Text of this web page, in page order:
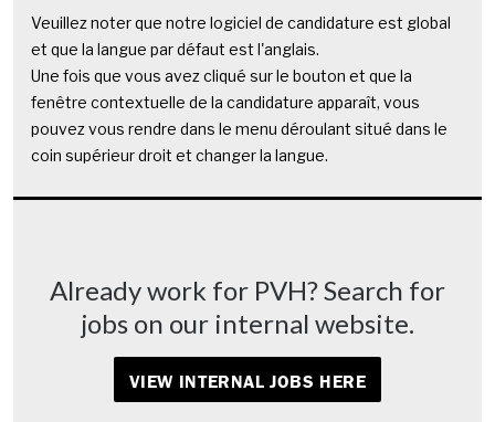
Veuillez noter que notre logiciel de candidature est global
et que la langue par défaut est l'anglais.
Une fois que vous avez cliqué sur le bouton et que la
fenêtre contextuelle de la candidature apparaît, vous
pouvez vous rendre dans le menu déroulant situé dans le
coin supérieur droit et changer la langue.
Already work for PVH? Search for
jobs on our internal website.
VIEW INTERNAL JOBS HERE